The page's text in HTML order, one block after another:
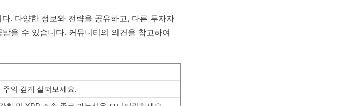
. 다양한 정보와 전략을 공유하고, 다른 투자자
을 수 있습니다. 커뮤니티의 의견을 참고하여
의 깊게 살펴보세요.